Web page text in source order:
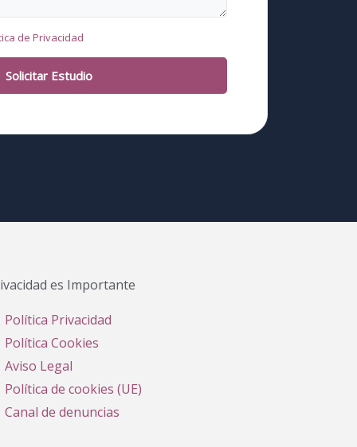
de Privacidad
Solicitar Estudio
es Importante
Política Privacidad
Política Cookies
Aviso Legal
Política de cookies (UE)
Canal de denuncias